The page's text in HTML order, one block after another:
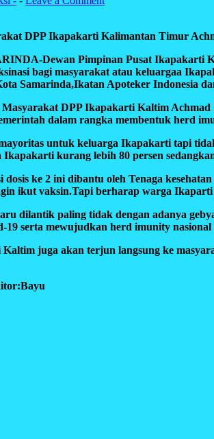
DPP Ikapakarti Kalimantan Timur
Dewan Pimpinan Pusat Ikapakarti
bagi masyarakat atau keluargaa
Samarinda,Ikatan Apoteker Indonesia
DPP Ikapakarti Kaltim
dalam rangka membentuk herd
untuk keluarga Ikapakarti tapi
kurang lebih 80 persen
dosis ke 2 ini dibantu oleh Tenaga
ikut vaksin.Tapi berharap warga
dilantik paling tidak dengan adanya
19 serta mewujudkan herd imunity
juga akan terjun langsung ke